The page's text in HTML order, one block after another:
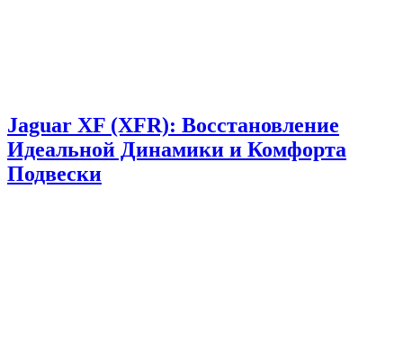
Jaguar XF (XFR): Восстановление
Идеальной Динамики и Комфорта
Подвески